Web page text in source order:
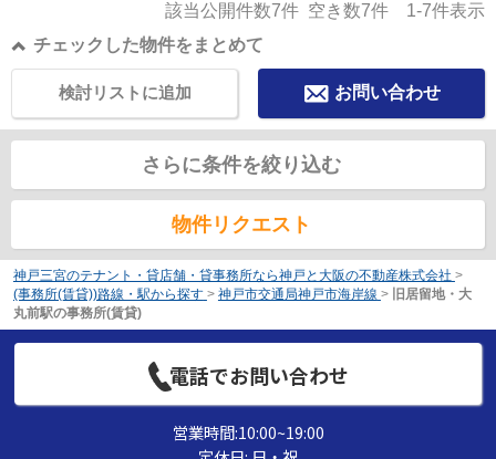
該当公開件数7件 空き数7件 1-7件表示
チェックした物件をまとめて
お問い合わせ
検討リストに追加
さらに条件を絞り込む
物件リクエスト
神戸三宮のテナント・貸店舗・貸事務所なら神戸と大阪の不動産株式会社 >
(事務所(賃貸))路線・駅から探す > 神戸市交通局神戸市海岸線 >
旧居留地・大
丸前駅の事務所(賃貸)
電話でお問い合わせ
営業時間:10:00~19:00